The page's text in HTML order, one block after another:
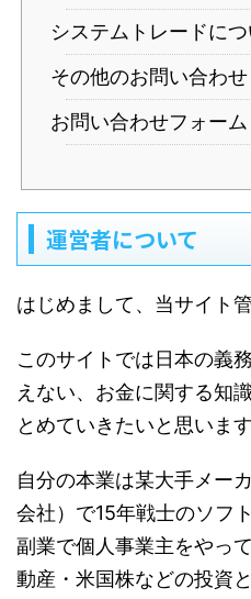
システムトレードに
その他のお問い合わせ
お問い合わせフォーム
運営者について
はじめまして、当サイト
このサイトでは日本の義
えない、お金に関する知
とめていきたいと思います
自分の本業は某大手メー
会社）で15年戦士のソフ
副業で個人事業主をやっ
動産・米国株などの投資